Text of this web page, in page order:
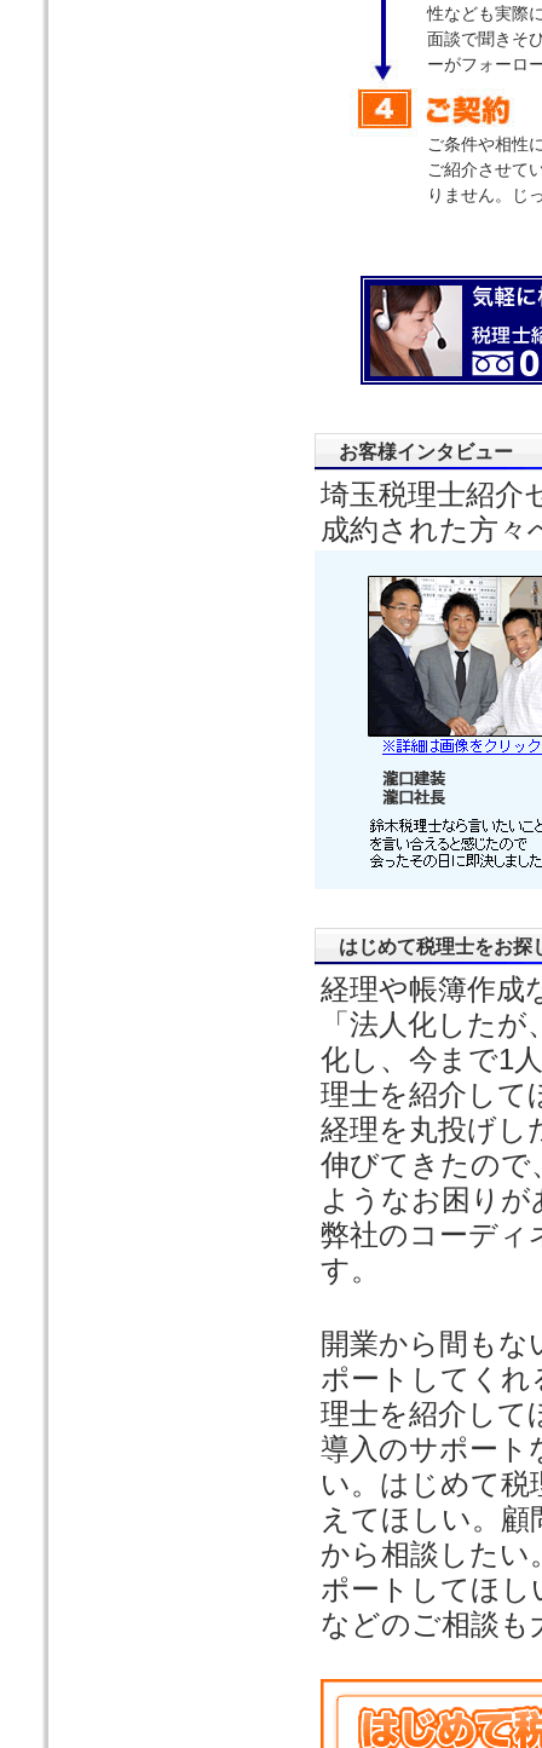
性なども実際
面談で聞きそ
ーがフォーロ
ご条件や相性
ご紹介させて
りません。じ
お客様インタビュー
埼玉税理士紹介
成約された方々
はじめて税理士をお探
経理や帳簿作成
「法人化した
化し、今まで1
理士を紹介して
経理を丸投げし
伸びてきたので
ようなお困り
弊社のコーディ
す。
開業から間もな
ポートしてくれ
理士を紹介して
導入のサポート
い。はじめて税
えてほしい。
から相談したい
ポートしてほし
などのご相談も